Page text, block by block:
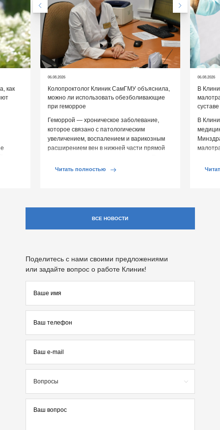
как
06.08.2026
Колопроктолог Клиник СамГМУ объяснила,
можно ли использовать обезболивающие
при геморрое
Геморрой — хроническое заболевание,
которое связано с патологическим
увеличением, воспалением и варикозным
расширением вен в нижней части прямой
обострении […]
Читать полностью
06.08.2026
В
суставе
В
ВСЕ НОВОСТИ
Поделитесь с нами своими предложениями
или задайте вопрос о работе Клиник!
Вопросы